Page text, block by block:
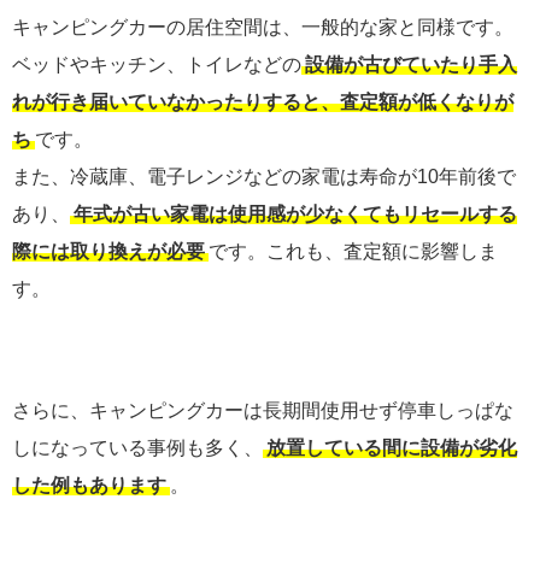
キャンピングカーの居住空間は、一般的な家と同様です。
ベッドやキッチン、トイレなどの設備が古びていたり手入
れが行き届いていなかったりすると、査定額が低くなりが
ち です。
また、冷蔵庫、電子レンジなどの家電は寿命が10年前後で
あり、
年式が古い家電は使用感が少なくてもリセールする
際には取り換えが必要 です。これも、査定額に影響しま
す。
さらに、キャンピングカーは長期間使用せず停車しっぱな
しになっている事例も多く、
放置している間に設備が劣化
した例もあります 。